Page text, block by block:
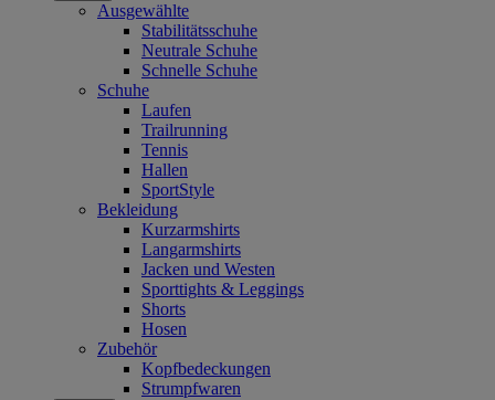
Ausgewählte
Stabilitätsschuhe
Neutrale Schuhe
Schnelle Schuhe
Schuhe
Laufen
Trailrunning
Tennis
Hallen
SportStyle
Bekleidung
Kurzarmshirts
Langarmshirts
Jacken und Westen
Sporttights & Leggings
Shorts
Hosen
Zubehör
Kopfbedeckungen
Strumpfwaren